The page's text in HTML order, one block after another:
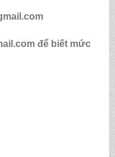
để biết mức